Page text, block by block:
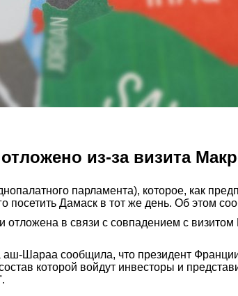
из-за визита
парламента), которое, как
Дамаск в тот же день. Об этом
отложена в связи с совпадением с
Шараа сообщила, что президент
которой войдут инвесторы и